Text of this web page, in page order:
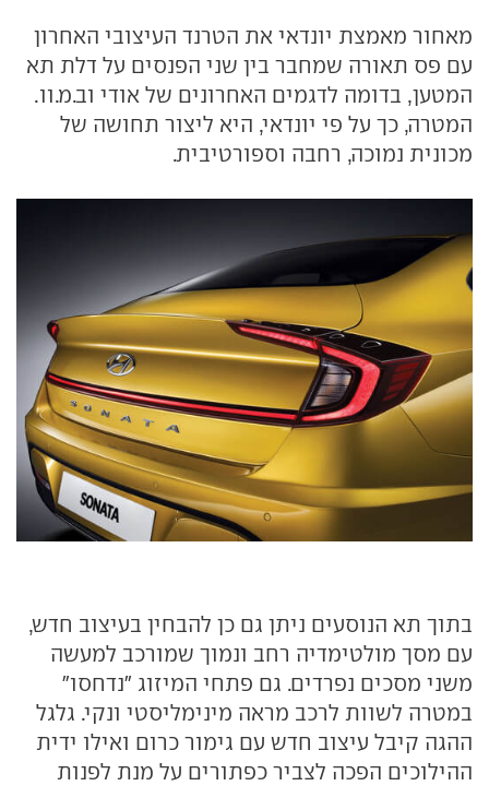
מאחור מאמצת יונדאי את הטרנד העיצובי האחרון
עם פס תאורה שמחבר בין שני הפנסים על דלת תא
המטען, בדומה לדגמים האחרונים של אודי וב.מ.וו.
המטרה, כך על פי יונדאי, היא ליצור תחושה של
מכונית נמוכה, רחבה וספורטיבית.
בתוך תא הנוסעים ניתן גם כן להבחין בעיצוב חדש,
עם מסך מולטימדיה רחב ונמוך שמורכב למעשה
משני מסכים נפרדים. גם פתחי המיזוג "נדחסו"
במטרה לשוות לרכב מראה מינימליסטי ונקי. גלגל
ההגה קיבל עיצוב חדש עם גימור כרום ואילו ידית
ההילוכים הפכה לצביר כפתורים על מנת לפנות